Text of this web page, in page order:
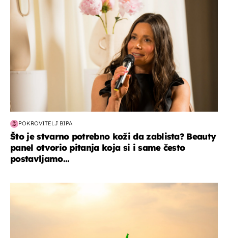
POKROVITELJ BIPA
Što je stvarno potrebno koži da zablista? Beauty
panel otvorio pitanja koja si i same često
postavljamo...